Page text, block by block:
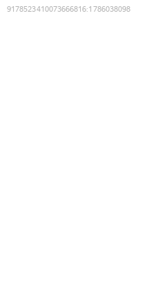
9178523410073666816:1786038098